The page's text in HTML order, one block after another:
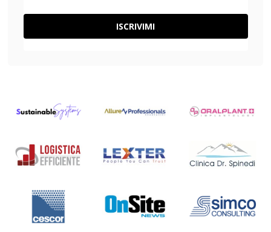
ISCRIVIMI